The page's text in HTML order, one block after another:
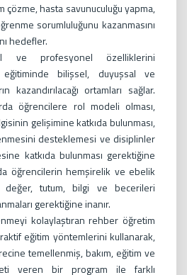
hasta savunuculuğu yapma,
sorumluluğunu kazanmasını
hedefler.
ve profesyonel özelliklerini
eğitiminde bilişsel, duyuşsal ve
kazandırılacağı ortamları sağlar.
öğrencilere rol modeli olması,
gelişimine katkıda bulunması,
desteklemesi ve disiplinler
katkıda bulunması gerektiğine
öğrencilerin hemşirelik ve ebelik
tutum, bilgi ve becerileri
gerektiğine inanır.
kolaylaştıran rehber öğretim
eğitim yöntemlerini kullanarak,
temellenmiş, bakım, eğitim ve
veren bir program ile farklı